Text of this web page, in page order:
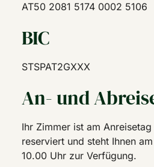
AT50 2081 5174 0002 5106
BIC
STSPAT2GXXX
An- und
Ihr Zimmer ist am
reserviert und steht Ihnen
10.00 Uhr zur Verfügung.